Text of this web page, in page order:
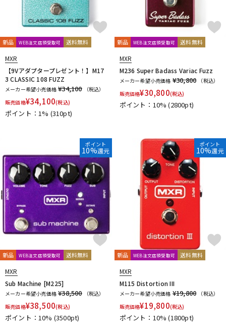
新品 WEB注文店頭受取可 送料無料
MXR
【9Vアダプタープレゼント！】M17
3 CLASSIC 108 FUZZ
メーカー希望小売価格 ¥34,100
（税込）
販売価格¥34,100(税込)
ポイント：1% (310pt)
新品 WEB注文店頭受取可 送料無料
MXR
M236 Super Badass Variac Fuzz
メーカー希望小売価格 ¥30,800
（税込）
販売価格¥30,800(税込)
ポイント：10%(2800pt)
ポイント
10%還元
新品 WEB注文店頭受取可 送料無料
MXR
Sub Machine [M225]
メーカー希望小売価格 ¥38,500
（税込）
販売価格¥38,500(税込)
ポイント：10% (3500pt)
ポイント
10%還元
新品 WEB注文店頭受取可 送料無料
MXR
M115 Distortion III
メーカー希望小売価格 ¥19,800
（税込）
販売価格¥19,800(税込)
ポイント：10%(1800pt)